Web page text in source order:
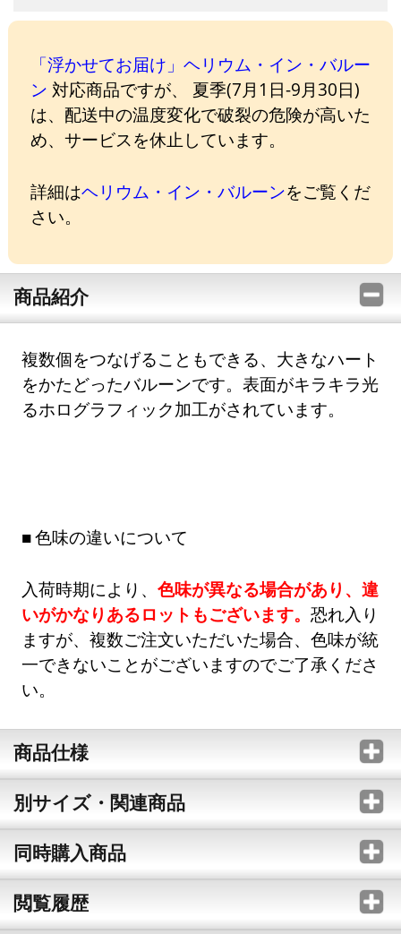
「浮かせてお届け」ヘリウム・イン・バルー
ン 対応商品ですが、 夏季(7月1日-9月30日)
は、配送中の温度変化で破裂の危険が高いた
め、サービスを休止しています。
詳細はヘリウム・イン・バルーンをご覧くだ
さい。
商品紹介
複数個をつなげることもできる、大きなハート
をかたどったバルーンです。表面がキラキラ光
るホログラフィック加工がされています。
色味の違いについて
入荷時期により、色味が異なる場合があり、違
いがかなりあるロットもございます。恐れ入り
ますが、複数ご注文いただいた場合、色味が統
一できないことがございますのでご了承くださ
い。
商品仕様
別サイズ・関連商品
同時購入商品
閲覧履歴